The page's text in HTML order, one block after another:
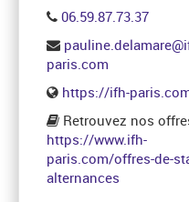
06.59.87.73.37
paris.com
https://ifh-
Retrouvez nos
https://www.ifh-
paris.com/offres-de-
alternances